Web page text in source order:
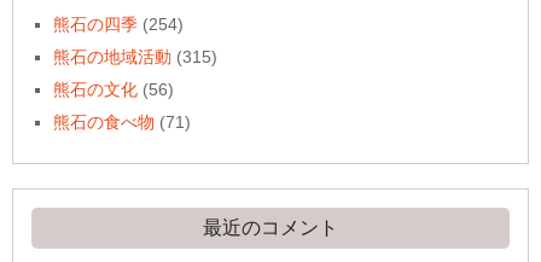
熊石の四季 (254)
熊石の地域活動 (315)
熊石の文化 (56)
熊石の食べ物 (71)
最近のコメント